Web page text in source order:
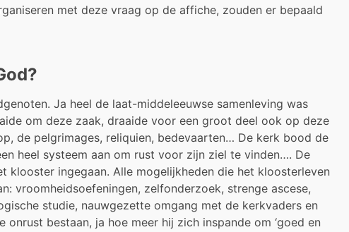
met deze vraag op de affiche, zouden er bepaald
Ja heel de laat-middeleeuwse samenleving was
om deze zaak, draaide voor een groot deel ook op deze
de pelgrimages, reliquien, bedevaarten… De kerk bood de
heel systeem aan om rust voor zijn ziel te vinden…. De
klooster ingegaan. Alle mogelijkheden die het kloosterleven
vroomheidsoefeningen, zelfonderzoek, strenge ascese,
studie, nauwgezette omgang met de kerkvaders en
bestaan, ja hoe meer hij zich inspande om ‘goed en